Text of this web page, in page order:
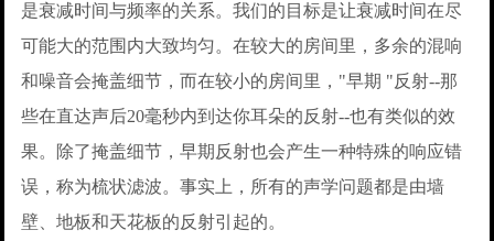
是衰减时间与频率的关系。我们的目标是让衰减时间在尽
可能大的范围内大致均匀。在较大的房间里，多余的混响
和噪音会掩盖细节，而在较小的房间里，"早期 "反射--那
些在直达声后20毫秒内到达你耳朵的反射--也有类似的效
果。除了掩盖细节，早期反射也会产生一种特殊的响应错
误，称为梳状滤波。事实上，所有的声学问题都是由墙
壁、地板和天花板的反射引起的。